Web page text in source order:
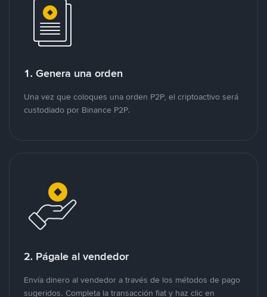
1. Genera una orden
Una vez que coloques una orden P2P, el criptoactivo será
custodiado por Binance P2P.
2. Págale al vendedor
Envía dinero al vendedor a través de los métodos de pago
sugeridos. Completa la transacción fiat y haz clic en